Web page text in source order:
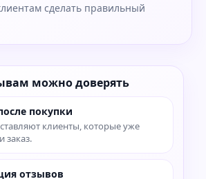
сделать правильный
можно доверять
покупки
клиенты, которые уже
заказ.
отзывов